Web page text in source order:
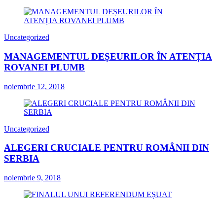
Uncategorized
MANAGEMENTUL DEȘEURILOR ÎN ATENȚIA
ROVANEI PLUMB
noiembrie 12, 2018
Uncategorized
ALEGERI CRUCIALE PENTRU ROMÂNII DIN
SERBIA
noiembrie 9, 2018